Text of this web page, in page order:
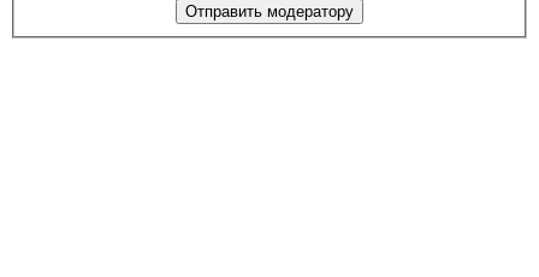
Отправить модератору